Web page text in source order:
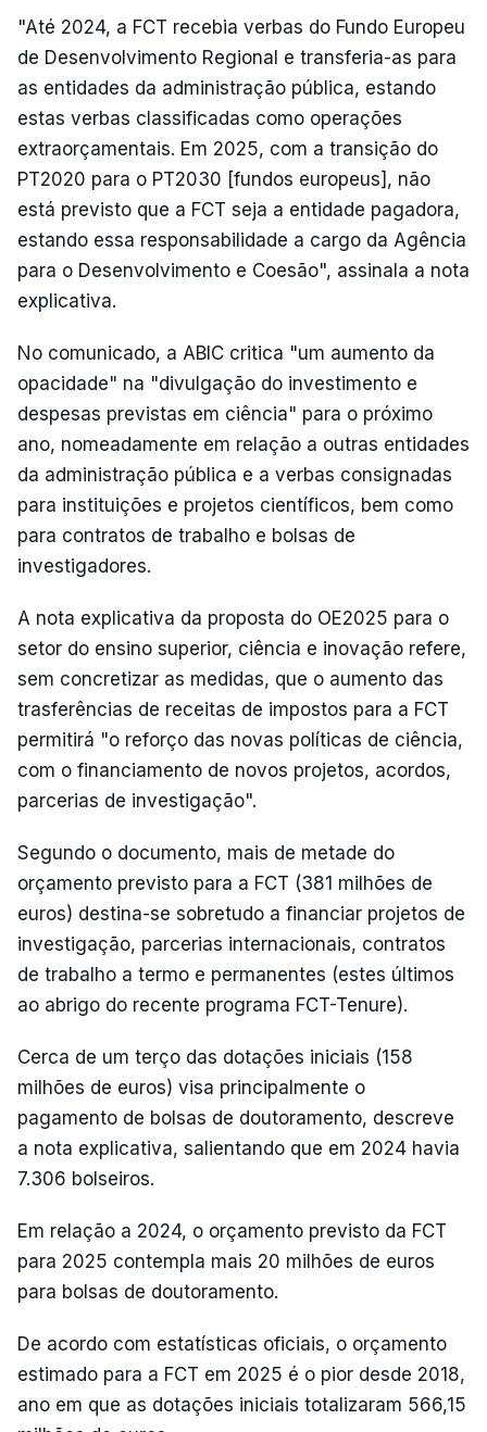
"Até 2024, a FCT recebia verbas do Fundo Europeu
de Desenvolvimento Regional e transferia-as para
as entidades da administração pública, estando
estas verbas classificadas como operações
extraorçamentais. Em 2025, com a transição do
PT2020 para o PT2030 [fundos europeus], não
está previsto que a FCT seja a entidade pagadora,
estando essa responsabilidade a cargo da Agência
para o Desenvolvimento e Coesão", assinala a nota
explicativa.
No comunicado, a ABIC critica "um aumento da
opacidade" na "divulgação do investimento e
despesas previstas em ciência" para o próximo
ano, nomeadamente em relação a outras entidades
da administração pública e a verbas consignadas
para instituições e projetos científicos, bem como
para contratos de trabalho e bolsas de
investigadores.
A nota explicativa da proposta do OE2025 para o
setor do ensino superior, ciência e inovação refere,
sem concretizar as medidas, que o aumento das
trasferências de receitas de impostos para a FCT
permitirá "o reforço das novas políticas de ciência,
com o financiamento de novos projetos, acordos,
parcerias de investigação".
Segundo o documento, mais de metade do
orçamento previsto para a FCT (381 milhões de
euros) destina-se sobretudo a financiar projetos de
investigação, parcerias internacionais, contratos
de trabalho a termo e permanentes (estes últimos
ao abrigo do recente programa FCT-Tenure).
Cerca de um terço das dotações iniciais (158
milhões de euros) visa principalmente o
pagamento de bolsas de doutoramento, descreve
a nota explicativa, salientando que em 2024 havia
7.306 bolseiros.
Em relação a 2024, o orçamento previsto da FCT
para 2025 contempla mais 20 milhões de euros
para bolsas de doutoramento.
De acordo com estatísticas oficiais, o orçamento
estimado para a FCT em 2025 é o pior desde 2018,
ano em que as dotações iniciais totalizaram 566,15